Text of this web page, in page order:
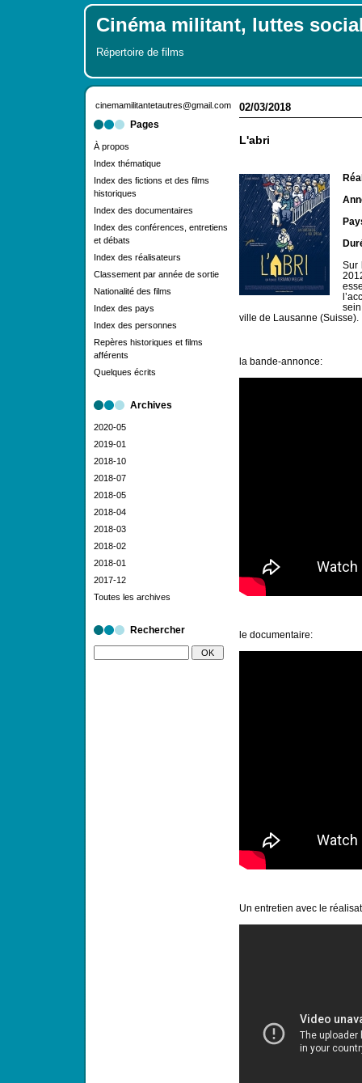
Cinéma militant, luttes
Répertoire de films
cinemamilitantetautres@gmail.com
Pages
À propos
Index thématique
Index des fictions et des films
historiques
Index des documentaires
Index des conférences, entretiens
et débats
Index des réalisateurs
Classement par année de sortie
Nationalité des films
Index des pays
Index des personnes
Repères historiques et films
afférents
Quelques écrits
Archives
2020-05
2019-01
2018-10
2018-07
2018-05
2018-04
2018-03
2018-02
2018-01
2017-12
Toutes les archives
Rechercher
02/03/2018
L'abri
Sur
ville de Lausanne (Suisse).
la bande-annonce:
le documentaire:
Un entretien avec le